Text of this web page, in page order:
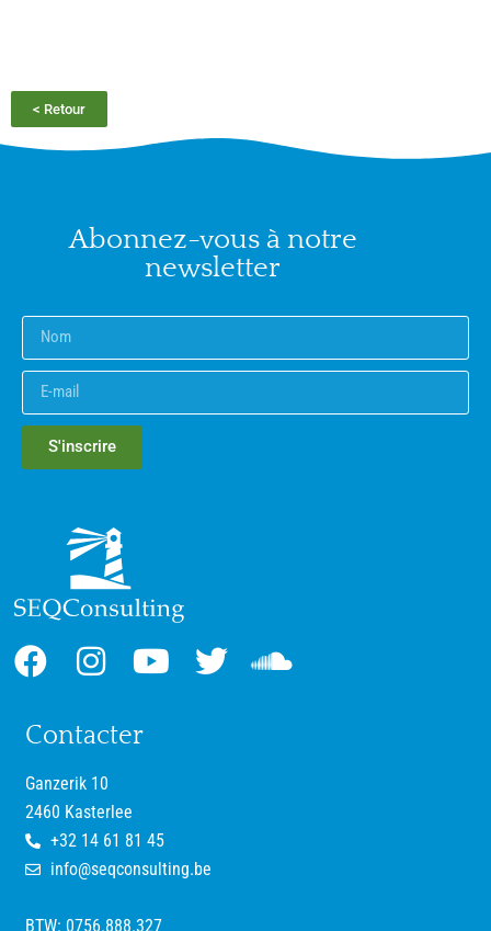
< Retour
Abonnez-vous à notre
newsletter
S'inscrire
Contacter
Ganzerik 10
2460 Kasterlee
+32 14 61 81 45
info@seqconsulting.be
BTW: 0756.888.327